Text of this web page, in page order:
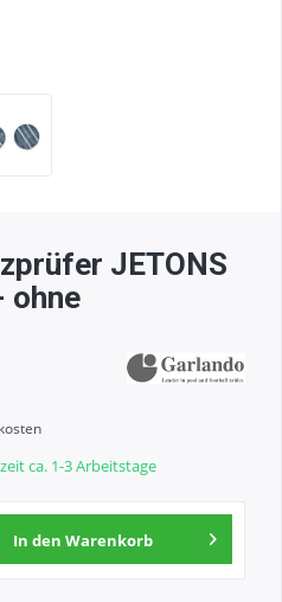
JETONS
ohne
ca. 1-3 Arbeitstage
In den Warenkorb